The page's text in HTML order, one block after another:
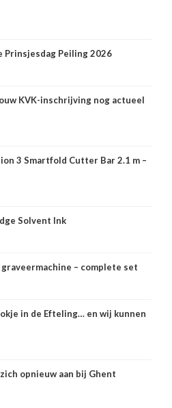
Prinsjesdag Peiling 2026
KVK-inschrijving nog actueel
3 Smartfold Cutter Bar 2.1 m –
Solvent Ink
– complete set
in de Efteling… en wij kunnen
opnieuw aan bij Ghent